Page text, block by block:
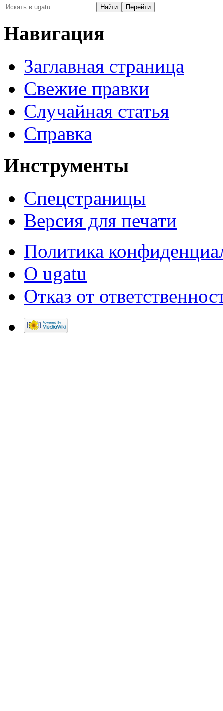
Навигация
Заглавная страница
Свежие правки
Случайная статья
Справка
Инструменты
Спецстраницы
Версия для печати
Политика
О ugatu
Отказ от